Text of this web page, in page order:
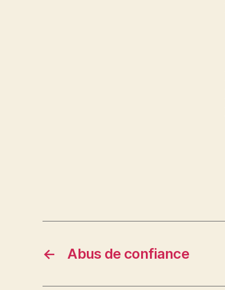
← Abus de confiance